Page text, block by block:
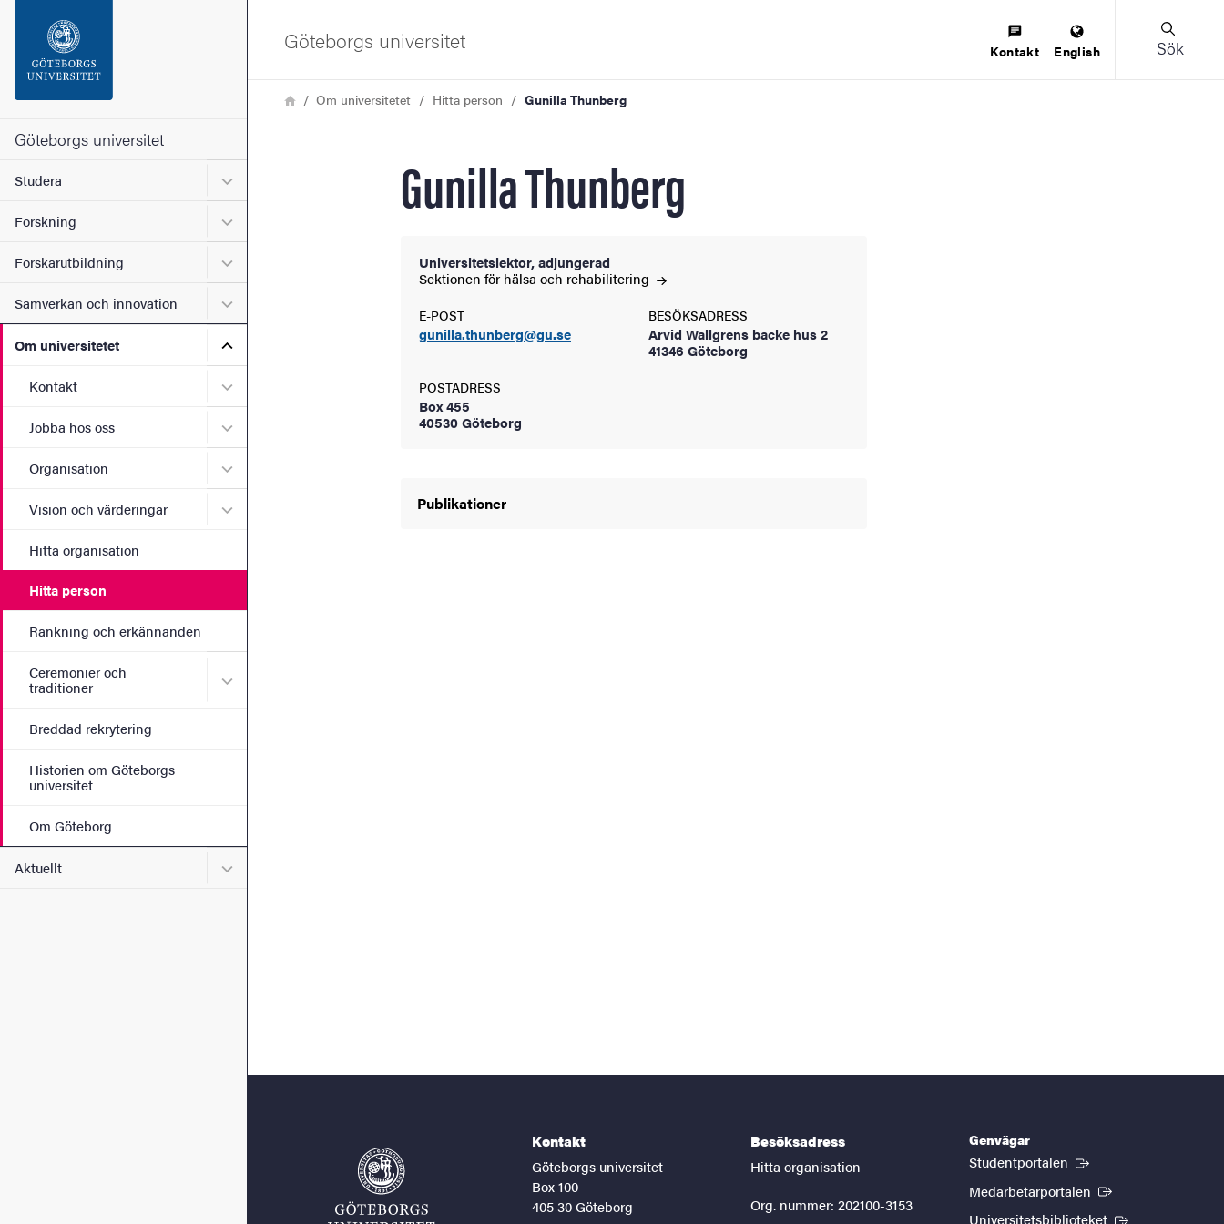
Sidfoten
Om webbplatsen
Göteborgs universitet
Studera Undermeny för Studera
Forskning Undermeny för Forskning
Forskarutbildning Undermeny för Forskarutbildning
Samverkan och innovation Undermeny för Samverkan och innovation
Om universitetet Undermeny för Om universitetet
Kontakt Undermeny för Kontakt
Jobba hos oss Undermeny för Jobba hos oss
Organisation Undermeny för Organisation
Vision och värderingar Undermeny för Vision och värderingar
Hitta organisation
Hitta person
Rankning och erkännanden
Ceremonier och
traditioner
Undermeny för Ceremonier och traditioner
Breddad rekrytering
Historien om Göteborgs
universitet
Om Göteborg
Aktuellt Undermeny för Aktuellt
Göteborgs universitet Kontakt English Sök
LänkstigHemOm universitetet Hitta person Gunilla Thunberg
Gunilla Thunberg
Universitetslektor, adjungerad
Sektionen för hälsa och rehabilitering
E-POST
gunilla.thunberg@gu.se
BESÖKSADRESS
Arvid Wallgrens backe hus 2
41346 Göteborg
POSTADRESS
Box 455
40530 Göteborg
Publikationer
Kontakt
Göteborgs universitet
Box 100
405 30 Göteborg
Besöksadress
Hitta organisation
Org. nummer: 202100-3153
Genvägar
Studentportalen (Extern länk)
Medarbetarportalen (Extern länk)
Universitetsbiblioteket (Extern länk)